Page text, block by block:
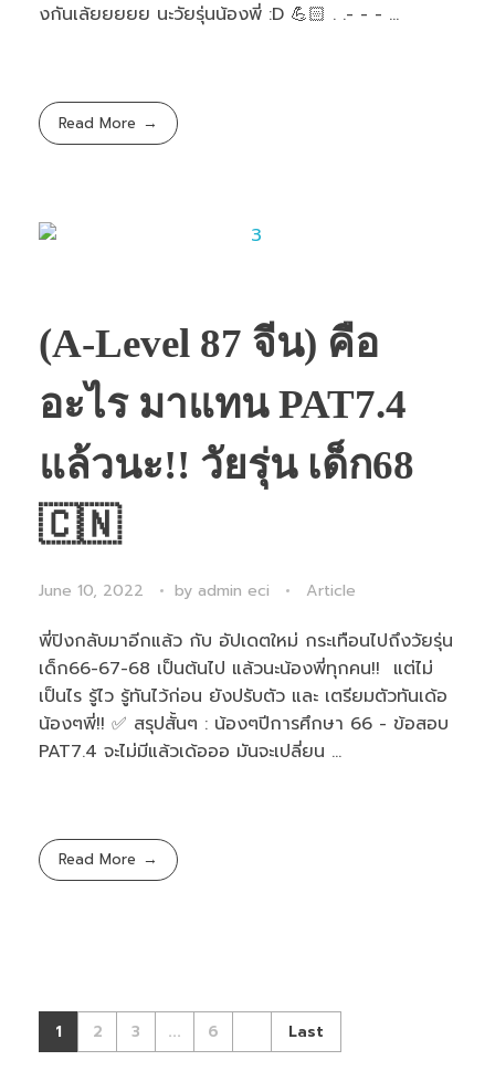
งกันเล้ยยยยย นะวัยรุ่นน้องพี่ :D 💪🏻 . .- - - ...
Read More
(A-Level 87 จีน) คือ
อะไร มาแทน PAT7.4
แล้วนะ!! วัยรุ่น เด็ก68
🇨🇳
June 10, 2022 by admin eci Article
พี่ปิงกลับมาอีกแล้ว กับ อัปเดตใหม่ กระเทือนไปถึงวัยรุ่น
เด็ก66-67-68 เป็นต้นไป แล้วนะน้องพี่ทุกคน!! แต่ไม่
เป็นไร รู้ไว รู้ทันไว้ก่อน ยังปรับตัว และ เตรียมตัวทันเด้อ
น้องๆพี่!! ✅ สรุปสั้นๆ : น้องๆปีการศึกษา 66 - ข้อสอบ
PAT7.4 จะไม่มีแล้วเด้อออ มันจะเปลี่ยน ...
Read More
1 2 3 ... 6 Last